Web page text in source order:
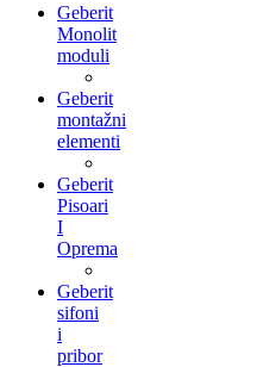
Geberit
Monolit
moduli
Geberit
montažni
elementi
Geberit
Pisoari
I
Oprema
Geberit
sifoni
i
pribor